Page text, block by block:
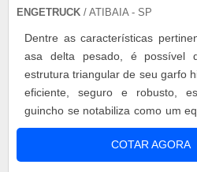
ENGETRUCK / ATIBAIA - SP
Dentre as características
asa delta pesado, é possível
estrutura triangular de seu garfo
eficiente, seguro e robusto,
guincho se notabiliza como um
transporte de veículos pesados
Características do guincho asa
guincho asa delta é
COTAR AGORA